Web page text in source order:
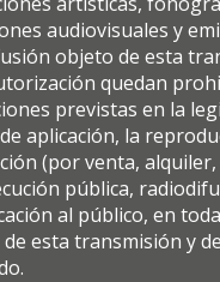
audiovisuales y
objeto de esta
quedan
previstas en la
aplicación, la
(por venta,
pública,
al público, en
esta transmisión y